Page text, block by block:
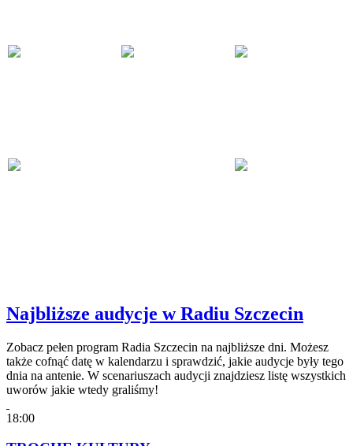
Najbliższe audycje w Radiu Szczecin
Zobacz pełen program Radia Szczecin na najbliższe dni. Możesz
także cofnąć datę w kalendarzu i sprawdzić, jakie audycje były tego
dnia na antenie. W scenariuszach audycji znajdziesz listę wszystkich
uworów jakie wtedy graliśmy!
18:00